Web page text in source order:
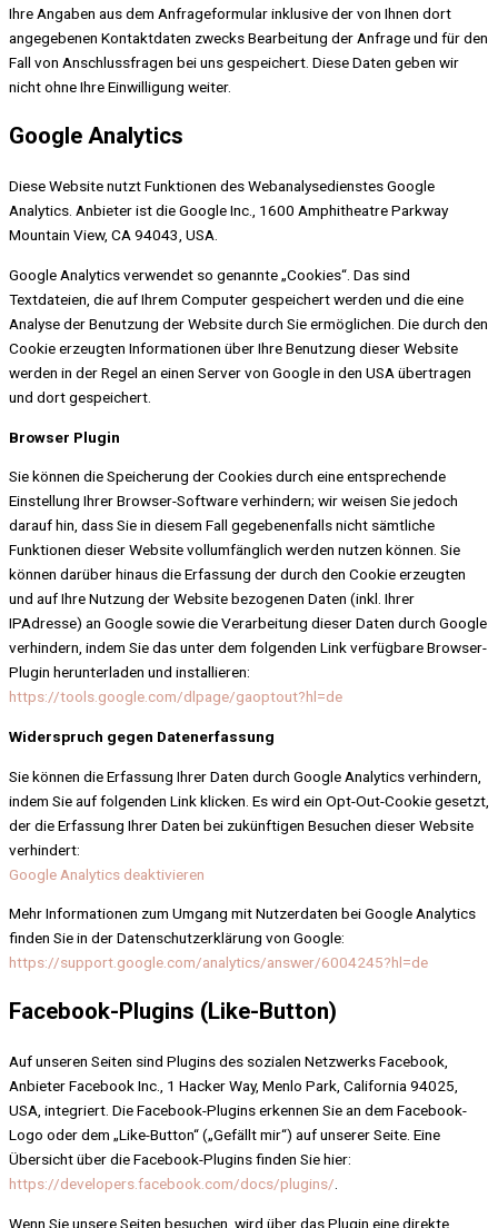
Ihre Angaben aus dem Anfrageformular inklusive der von Ihnen dort
angegebenen Kontaktdaten zwecks Bearbeitung der Anfrage und für den
Fall von Anschlussfragen bei uns gespeichert. Diese Daten geben wir
nicht ohne Ihre Einwilligung weiter.
Google Analytics
Diese Website nutzt Funktionen des Webanalysedienstes Google
Analytics. Anbieter ist die Google Inc., 1600 Amphitheatre Parkway
Mountain View, CA 94043, USA.
Google Analytics verwendet so genannte „Cookies“. Das sind
Textdateien, die auf Ihrem Computer gespeichert werden und die eine
Analyse der Benutzung der Website durch Sie ermöglichen. Die durch den
Cookie erzeugten Informationen über Ihre Benutzung dieser Website
werden in der Regel an einen Server von Google in den USA übertragen
und dort gespeichert.
Browser Plugin
Sie können die Speicherung der Cookies durch eine entsprechende
Einstellung Ihrer Browser-Software verhindern; wir weisen Sie jedoch
darauf hin, dass Sie in diesem Fall gegebenenfalls nicht sämtliche
Funktionen dieser Website vollumfänglich werden nutzen können. Sie
können darüber hinaus die Erfassung der durch den Cookie erzeugten
und auf Ihre Nutzung der Website bezogenen Daten (inkl. Ihrer
IPAdresse) an Google sowie die Verarbeitung dieser Daten durch Google
verhindern, indem Sie das unter dem folgenden Link verfügbare Browser-
Plugin herunterladen und installieren:
https://tools.google.com/dlpage/gaoptout?hl=de
Widerspruch gegen Datenerfassung
Sie können die Erfassung Ihrer Daten durch Google Analytics verhindern,
indem Sie auf folgenden Link klicken. Es wird ein Opt-Out-Cookie gesetzt,
der die Erfassung Ihrer Daten bei zukünftigen Besuchen dieser Website
verhindert:
Google Analytics deaktivieren
Mehr Informationen zum Umgang mit Nutzerdaten bei Google Analytics
finden Sie in der Datenschutzerklärung von Google:
https://support.google.com/analytics/answer/6004245?hl=de
Facebook-Plugins (Like-Button)
Auf unseren Seiten sind Plugins des sozialen Netzwerks Facebook,
Anbieter Facebook Inc., 1 Hacker Way, Menlo Park, California 94025,
USA, integriert. Die Facebook-Plugins erkennen Sie an dem Facebook-
Logo oder dem „Like-Button“ („Gefällt mir“) auf unserer Seite. Eine
Übersicht über die Facebook-Plugins finden Sie hier:
https://developers.facebook.com/docs/plugins/.
Wenn Sie unsere Seiten besuchen, wird über das Plugin eine direkte